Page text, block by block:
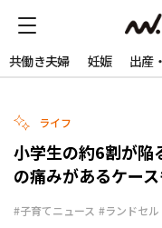
共働き夫婦 妊娠 出産
ライフ
小学生の約6割が陥
の痛みがあるケー
#子育てニュース #ランドセル